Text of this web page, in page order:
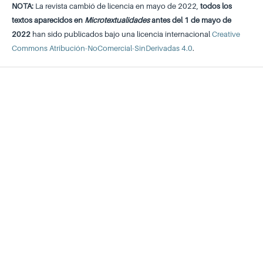
NOTA:La revista cambió de licencia en mayo de 2022, todos los
textos aparecidos en Microtextualidadesantes del 1 de mayo de
2022han sido publicados bajo una licencia internacional Creative
Commons Atribución-NoComercial-SinDerivadas 4.0.